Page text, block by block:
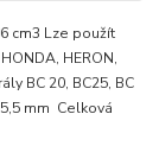
cm3 Lze použít
HERON,
BC 20, BC25, BC
mm Celková